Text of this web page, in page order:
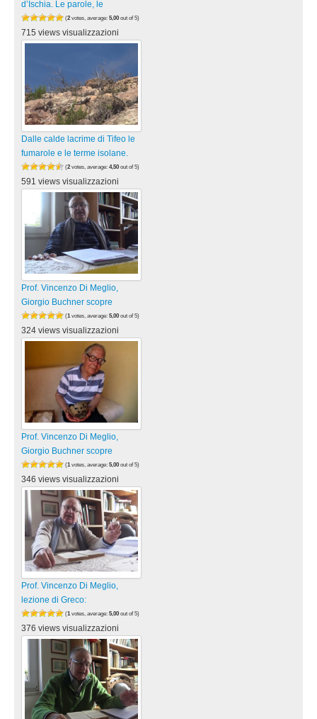
d’Ischia. Le parole, le
(2 votes, average: 5,00 out of 5)
715 views visualizzazioni
Dalle calde lacrime di Tifeo le
fumarole e le terme isolane.
(2 votes, average: 4,50 out of 5)
591 views visualizzazioni
Prof. Vincenzo Di Meglio,
Giorgio Buchner scopre
(1 votes, average: 5,00 out of 5)
324 views visualizzazioni
Prof. Vincenzo Di Meglio,
Giorgio Buchner scopre
(1 votes, average: 5,00 out of 5)
346 views visualizzazioni
Prof. Vincenzo Di Meglio,
lezione di Greco:
(1 votes, average: 5,00 out of 5)
376 views visualizzazioni